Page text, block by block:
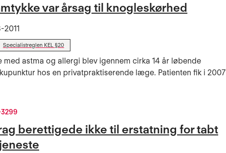
var årsag til knogleskørhed
Specialistreglen KEL §20
med astma og allergi blev igennem cirka 14 år løbende
hos en privatpraktiserende læge. Patienten fik i 2007
3299
berettigede ikke til erstatning for tabt